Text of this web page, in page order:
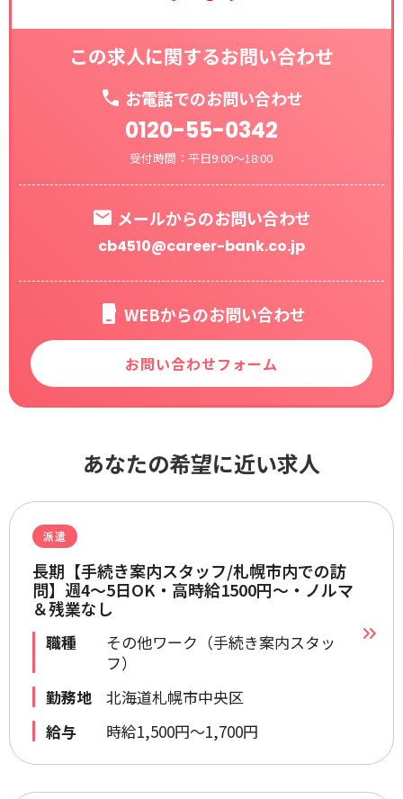
この求人に関するお問い合わせ
お電話でのお問い合わせ
0120-55-0342
受付時間：平日9:00～18:00
メールからのお問い合わせ
cb4510@career-bank.co.jp
WEBからのお問い合わせ
お問い合わせフォーム
あなたの希望に近い求人
派遣
長期【手続き案内スタッフ/札幌市内での訪
問】週4～5日OK・高時給1500円～・ノルマ
＆残業なし
職種
その他ワーク（手続き案内スタッ
フ）
勤務地
北海道札幌市中央区
給与
時給1,500円～1,700円